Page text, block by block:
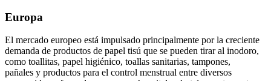
Europa
El mercado europeo está impulsado principalmente por la creciente
demanda de productos de papel tisú que se pueden tirar al inodoro,
como toallitas, papel higiénico, toallas sanitarias, tampones,
pañales y productos para el control menstrual entre diversos